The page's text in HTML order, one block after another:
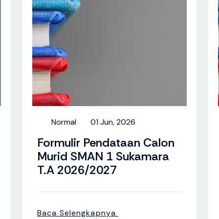
Normal 01 Jun, 2026
Formulir Pendataan Calon
Murid SMAN 1 Sukamara
T.A 2026/2027
Baca Selengkapnya